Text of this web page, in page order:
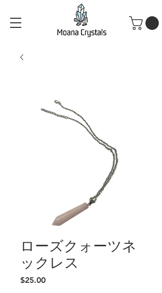
ローズクォーツネ
ックレス
$25.00価